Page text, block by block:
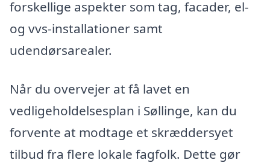
forskellige aspekter som tag, facader, el-
og vvs-installationer samt
udendørsarealer.
Når du overvejer at få lavet en
vedligeholdelsesplan i Søllinge, kan du
forvente at modtage et skræddersyet
tilbud fra flere lokale fagfolk. Dette gør